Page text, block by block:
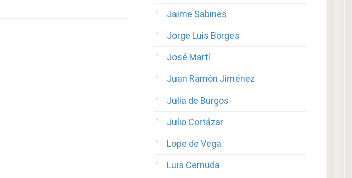
Jaime Sabines
Jorge Luis Borges
José Martí
Juan Ramón Jiménez
Julia de Burgos
Julio Cortázar
Lope de Vega
Luis Cernuda